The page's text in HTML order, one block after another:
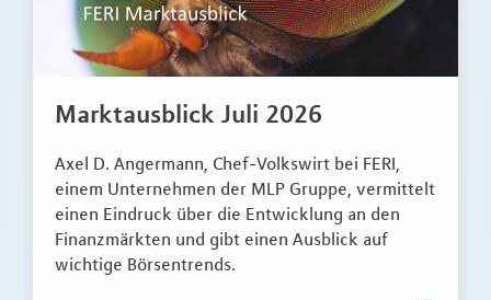
Marktausblick Juli 2026
Axel D. Angermann, Chef-Volkswirt bei FERI,
einem Unternehmen der MLP Gruppe, vermittelt
einen Eindruck über die Entwicklung an den
Finanzmärkten und gibt einen Ausblick auf
wichtige Börsentrends.